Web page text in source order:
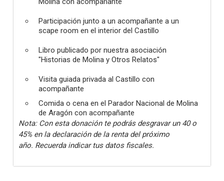
Participación junto a un acompañante a un
scape room en el interior del Castillo
Libro publicado por nuestra asociación
"Historias de Molina y Otros Relatos"
Visita guiada privada al Castillo con
acompañante
Comida o cena en el Parador Nacional de Molina
de Aragón con acompañante
Nota: Con esta donación te podrás desgravar un 40 o
45% en la declaración de la renta del próximo
año. Recuerda indicar tus datos fiscales.